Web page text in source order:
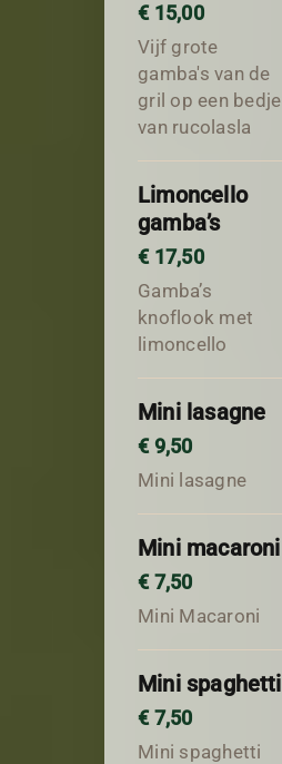
€ 15,00
Vijf grote
gamba's van de
gril op een bedje
van rucolasla
Limoncello
gamba’s
€ 17,50
Gamba’s
knoflook met
limoncello
Mini lasagne
€ 9,50
Mini lasagne
Mini macaroni
€ 7,50
Mini Macaroni
Mini spaghetti
€ 7,50
Mini spaghetti